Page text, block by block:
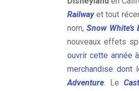
Railwayet tout
nom,Snow
nouveaux effets
ouvrir cette année à
merchandise dont
Adventure. Le